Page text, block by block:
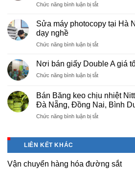
Việt
Phú
Thọ
Chức năng bình luận bị tắtở
màng
PE
nhà
khu
nghiệp
Bắc
Long,
Bài
Nội
Sửa máy photocopy tại Hà
dạy nghề
Chức năng bình luận bị tắtở
máy
photocopy
tại
Nội
giá
uy
nghề
Nơi bán giấy Double A giá
Chức năng bình luận bị tắtở
giấy
Double
A
Bán Băng keo chịu nhiệt
Đà Nẵng, Đồng Nai, Bình
Chức năng bình luận bị tắtở
Nitto
LIÊN KẾT KHÁC
Vận chuyển hàng hóa đường sắt